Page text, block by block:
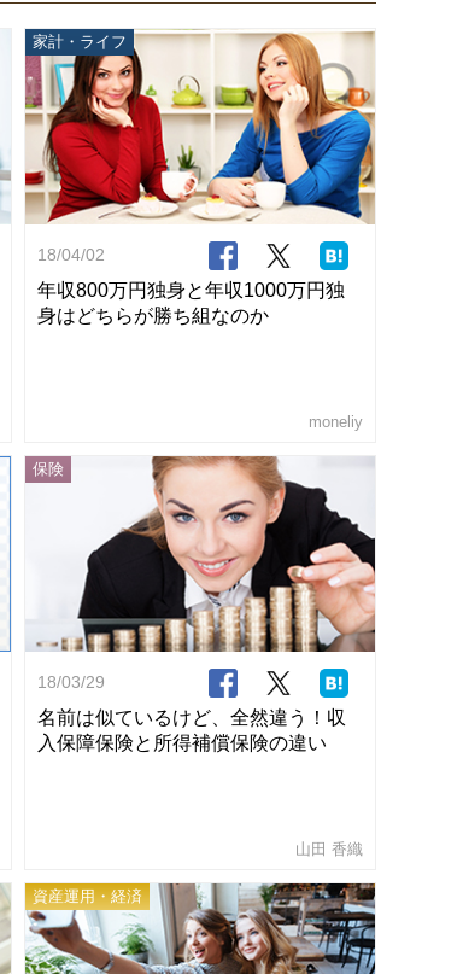
家計・ライフ
18/04/02
年収800万円独身と年収1000万円独
身はどちらが勝ち組なのか
moneliy
保険
18/03/29
名前は似ているけど、全然違う！収
入保障保険と所得補償保険の違い
山田 香織
資産運用・経済